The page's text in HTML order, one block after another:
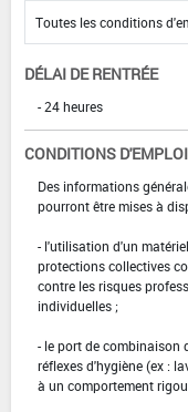
DÉLAI DE RENTRÉE
- 24 heures
CONDITIONS
Des informations
pourront être mises à
- l'utilisation d'un
protections collectives
contre les risques
individuelles ;
- le port de combinaison
réflexes d'hygiène (ex :
à un comportement